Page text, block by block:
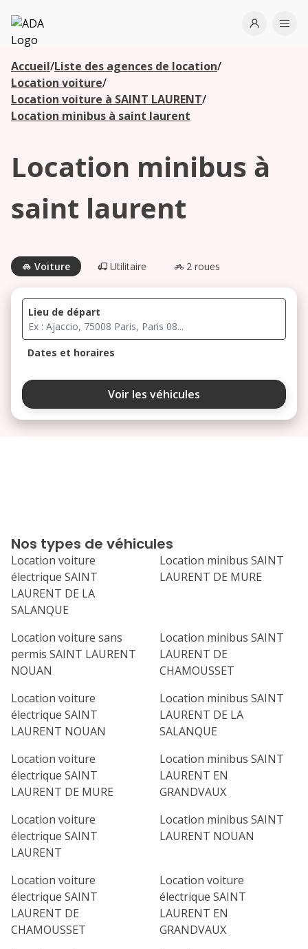
ADA
Open
Accueil/Liste des agences de location/
Location voiture/
Location voiture à SAINT LAURENT/
Location minibus à saint laurent
Location minibus à
saint laurent
Voiture Utilitaire 2 roues
Lieu de départ
Dates et horaires
août 2026
ma me
24 25 26
31
1
2 3
9 10
16 17
21 23 24
30
Voir les véhicules
Nos types de véhicules
Location voiture
électrique SAINT
LAURENT DE LA
SALANQUE
Location minibus SAINT
LAURENT DE MURE
Location voiture sans
permis SAINT LAURENT
NOUAN
Location minibus SAINT
LAURENT DE
CHAMOUSSET
Location voiture
électrique SAINT
LAURENT NOUAN
Location minibus SAINT
LAURENT DE LA
SALANQUE
Location voiture
électrique SAINT
LAURENT DE MURE
Location minibus SAINT
LAURENT EN
GRANDVAUX
Location voiture
électrique SAINT
LAURENT
Location minibus SAINT
LAURENT NOUAN
Location voiture
électrique SAINT
LAURENT DE
CHAMOUSSET
Location voiture
électrique SAINT
LAURENT EN
GRANDVAUX
Les
agences à
proximité
Commencez
votre
recherche
pour voir les